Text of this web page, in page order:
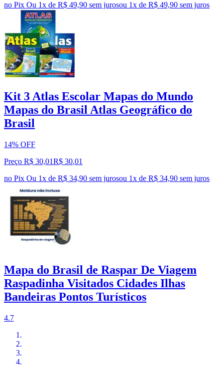
no Pix Ou 1x de R$ 49,90 sem jurosou 1x de R$ 49,90 sem juros
Kit 3 Atlas Escolar Mapas do Mundo
Mapas do Brasil Atlas Geográfico do
Brasil
14% OFF
Preço R$ 30,01R$ 30,01
no Pix Ou 1x de R$ 34,90 sem jurosou 1x de R$ 34,90 sem juros
Mapa do Brasil de Raspar De Viagem
Raspadinha Visitados Cidades Ilhas
Bandeiras Pontos Turísticos
4.7